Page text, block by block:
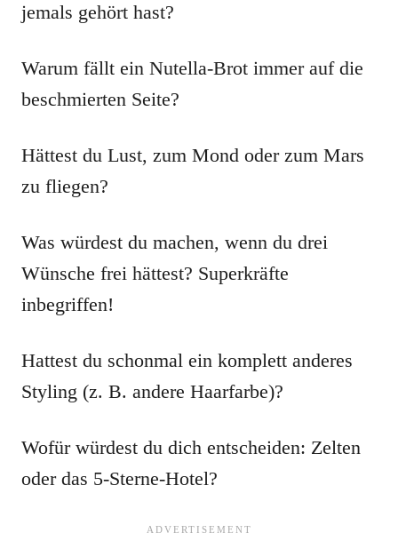
jemals gehört hast?
Warum fällt ein Nutella-Brot immer auf die
beschmierten Seite?
Hättest du Lust, zum Mond oder zum Mars
zu fliegen?
Was würdest du machen, wenn du drei
Wünsche frei hättest? Superkräfte
inbegriffen!
Hattest du schonmal ein komplett anderes
Styling (z. B. andere Haarfarbe)?
Wofür würdest du dich entscheiden: Zelten
oder das 5-Sterne-Hotel?